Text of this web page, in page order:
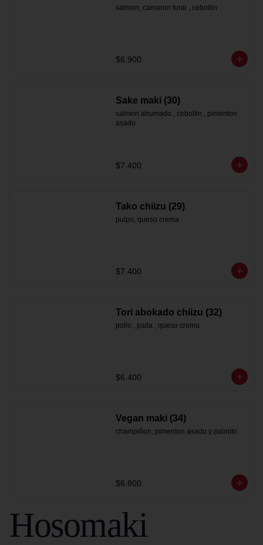
salmon, camaron furai , cebollin
$6.900
Sake maki (30)
salmon ahumado , cebollin , pimenton
asado
$7.400
Tako chiizu (29)
pulpo, queso crema
$7.400
Tori abokado chiizu (32)
pollo , palta , queso crema
$6.400
Vegan maki (34)
champiñon, pimenton asado y palmito
$6.800
Hosomaki